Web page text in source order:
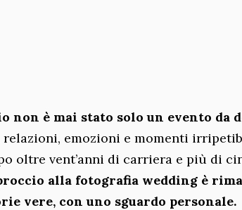
è mai stato solo un evento da
emozioni e momenti
oltre vent’anni di carriera e più di
alla fotografia wedding è
vere, con uno sguardo personale.